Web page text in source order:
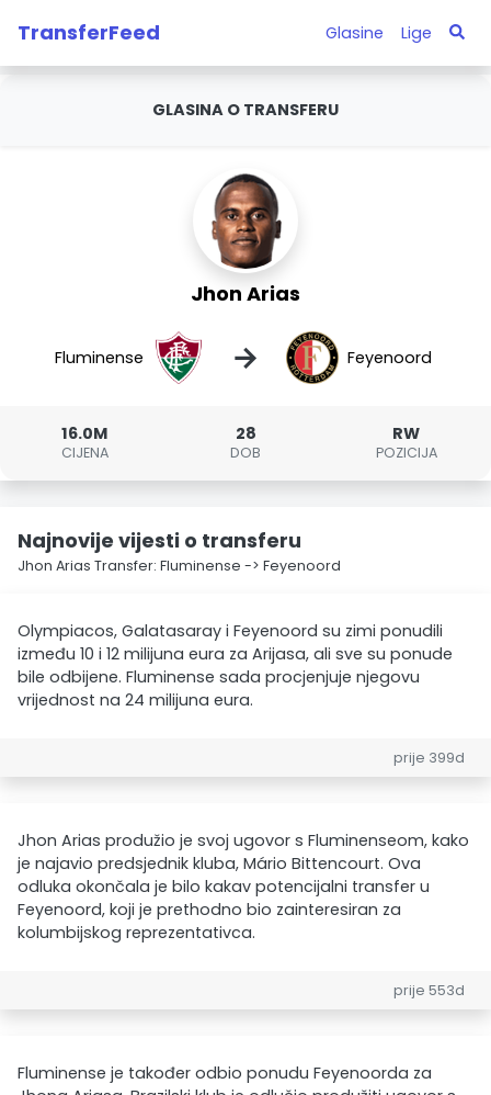
TransferFeed Glasine Lige
GLASINA O TRANSFERU
Jhon Arias
Fluminense → Feyenoord
16.0M
CIJENA
28
DOB
RW
POZICIJA
Najnovije vijesti o transferu
Jhon Arias Transfer: Fluminense -> Feyenoord
Olympiacos, Galatasaray i Feyenoord su zimi ponudili
između 10 i 12 milijuna eura za Arijasa, ali sve su ponude
bile odbijene. Fluminense sada procjenjuje njegovu
vrijednost na 24 milijuna eura.
prije 399d
Jhon Arias produžio je svoj ugovor s Fluminenseom, kako
je najavio predsjednik kluba, Mário Bittencourt. Ova
odluka okončala je bilo kakav potencijalni transfer u
Feyenoord, koji je prethodno bio zainteresiran za
kolumbijskog reprezentativca.
prije 553d
Fluminense je također odbio ponudu Feyenoorda za